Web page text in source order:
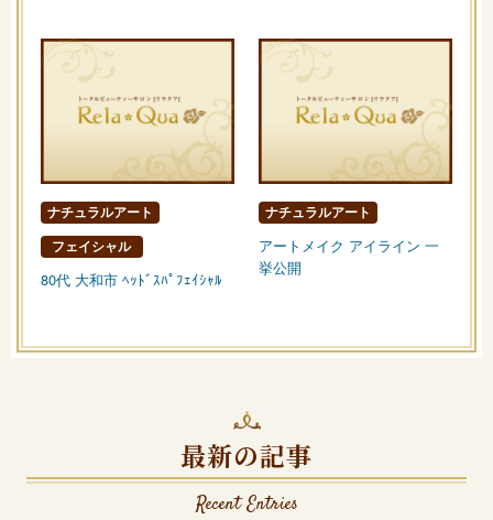
ナチュラルアート
フェイシャル
80代 大和市 ﾍｯﾄﾞｽﾊﾟﾌｪｲｼｬﾙ
ナチュラルアート
アートメイク アイライン 一
挙公開
最新の記事
Recent Entries